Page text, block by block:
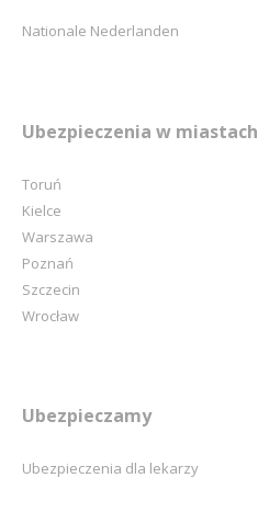
Nationale Nederlanden
Ubezpieczenia w miastach
Toruń
Kielce
Warszawa
Poznań
Szczecin
Wrocław
Ubezpieczamy
Ubezpieczenia dla lekarzy